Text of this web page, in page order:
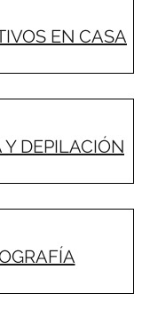
EN CASA
DEPILACIÓN